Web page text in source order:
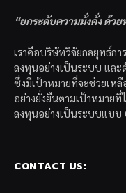
“ยกระดับความมั่งคั่ง ด้ว
เราคือบริษัทวิจัยกลยุทธ์ก
ลงทุนอย่างเป็นระบบ แล
ซึ่งมีเป้าหมายที่จะช่วยเห
อย่างยั่งยืนตามเป้าหมาย
ลงทุนอย่างเป็นระบบแบบ
CONTACT US: